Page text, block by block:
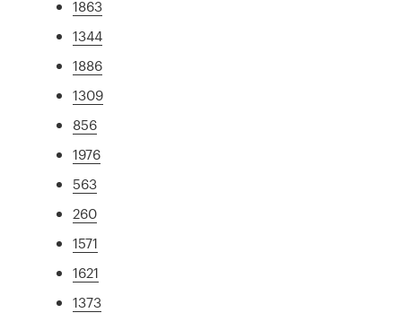
1863
1344
1886
1309
856
1976
563
260
1571
1621
1373